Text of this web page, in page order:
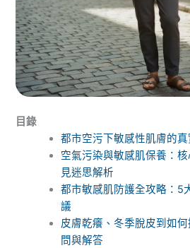
目錄
都市空污下敏感性肌膚的
空氣污染與敏感肌保養：
見迷思解析
都市敏感肌防護全攻略：5
議
皮膚乾癢、冬季脫皮到如
問與解答